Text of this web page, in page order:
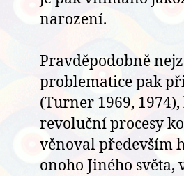
narození.
Pravděpodobně
problematice pak
(Turner 1969,
revoluční procesy
věnoval především
onoho Jiného světa,